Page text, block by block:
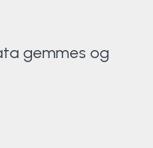
gemmes og